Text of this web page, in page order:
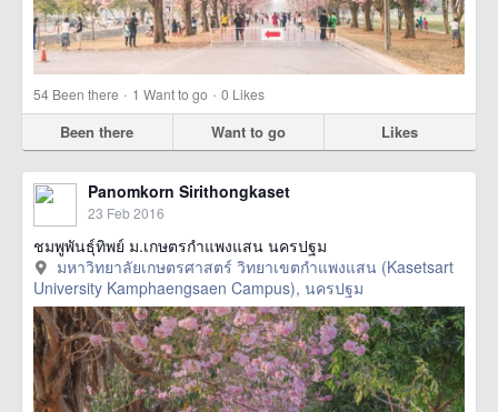
54 Been there · 1 Want to go · 0 Likes
Been there Want to go Likes
Panomkorn Sirithongkaset
23 Feb 2016
ชมพูพันธุ์ทิพย์ ม.เกษตรกำแพงแสน นครปฐม
มหาวิทยาลัยเกษตรศาสตร์ วิทยาเขตกำแพงแสน (Kasetsart
University Kamphaengsaen Campus), นครปฐม